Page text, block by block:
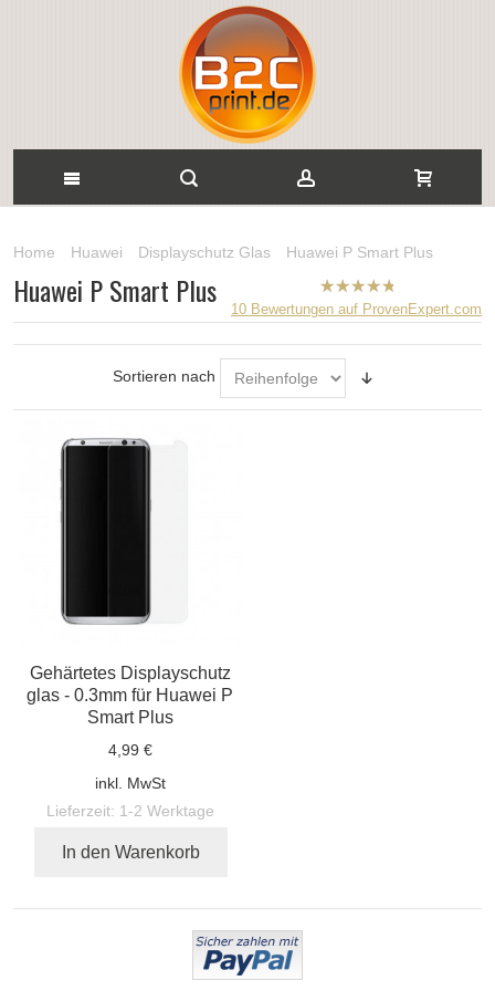
Home Huawei Displayschutz Glas Huawei P Smart Plus
B2CPrint
hat5von
5
Sternen |
10 Bewertungen auf ProvenExpert.com
Huawei P Smart Plus
Sortieren nach
Gehärtetes Displayschutz
glas - 0.3mm für Huawei P
Smart Plus
4,99 €
inkl. MwSt
Lieferzeit: 1-2 Werktage
In den Warenkorb